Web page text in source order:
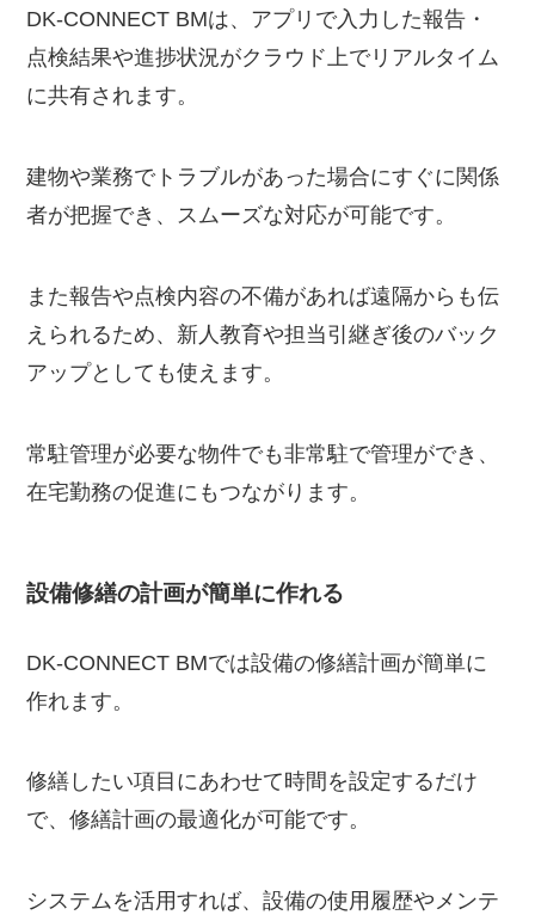
DK-CONNECT BMは、アプリで入力した報告・
点検結果や進捗状況がクラウド上でリアルタイム
に共有されます。
建物や業務でトラブルがあった場合にすぐに関係
者が把握でき、スムーズな対応が可能です。
また報告や点検内容の不備があれば遠隔からも伝
えられるため、新人教育や担当引継ぎ後のバック
アップとしても使えます。
常駐管理が必要な物件でも非常駐で管理ができ、
在宅勤務の促進にもつながります。
設備修繕の計画が簡単に作れる
DK-CONNECT BMでは設備の修繕計画が簡単に
作れます。
修繕したい項目にあわせて時間を設定するだけ
で、修繕計画の最適化が可能です。
システムを活用すれば、設備の使用履歴やメンテ